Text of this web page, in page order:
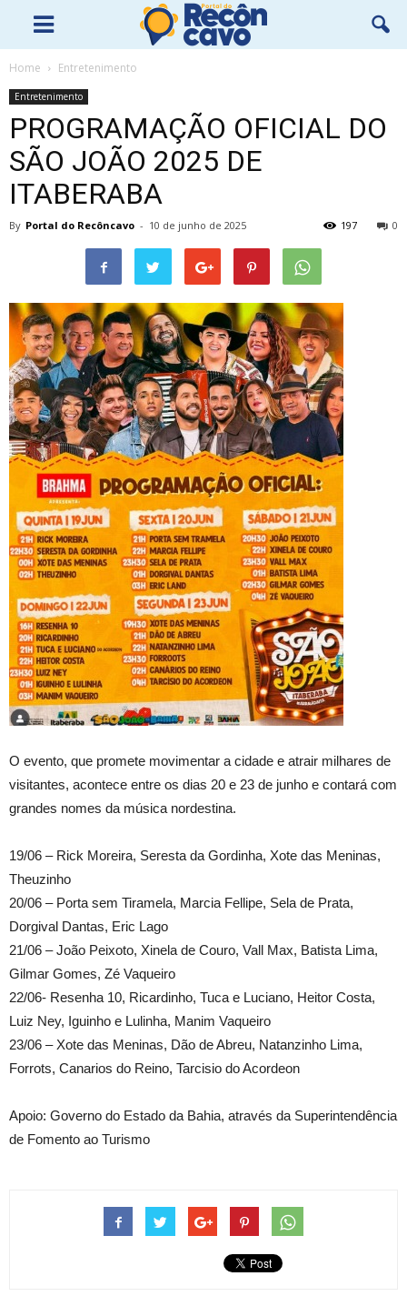
Home Entretenimento
Entretenimento
PROGRAMAÇÃO OFICIAL DO
SÃO JOÃO 2025 DE
ITABERABA
By Portal do Recôncavo - 10 de junho de 2025 0
197
O evento, que promete movimentar a cidade e atrair milhares de
visitantes, acontece entre os dias 20 e 23 de junho e contará com
grandes nomes da música nordestina.
19/06 – Rick Moreira, Seresta da Gordinha, Xote das Meninas,
Theuzinho
20/06 – Porta sem Tiramela, Marcia Fellipe, Sela de Prata,
Dorgival Dantas, Eric Lago
21/06 – João Peixoto, Xinela de Couro, Vall Max, Batista Lima,
Gilmar Gomes, Zé Vaqueiro
22/06- Resenha 10, Ricardinho, Tuca e Luciano, Heitor Costa,
Luiz Ney, Iguinho e Lulinha, Manim Vaqueiro
23/06 – Xote das Meninas, Dão de Abreu, Natanzinho Lima,
Forrots, Canarios do Reino, Tarcisio do Acordeon
Apoio: Governo do Estado da Bahia, através da Superintendência
de Fomento ao Turismo